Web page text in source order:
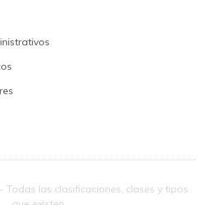
Todas las clasificaciones, clases y tipos